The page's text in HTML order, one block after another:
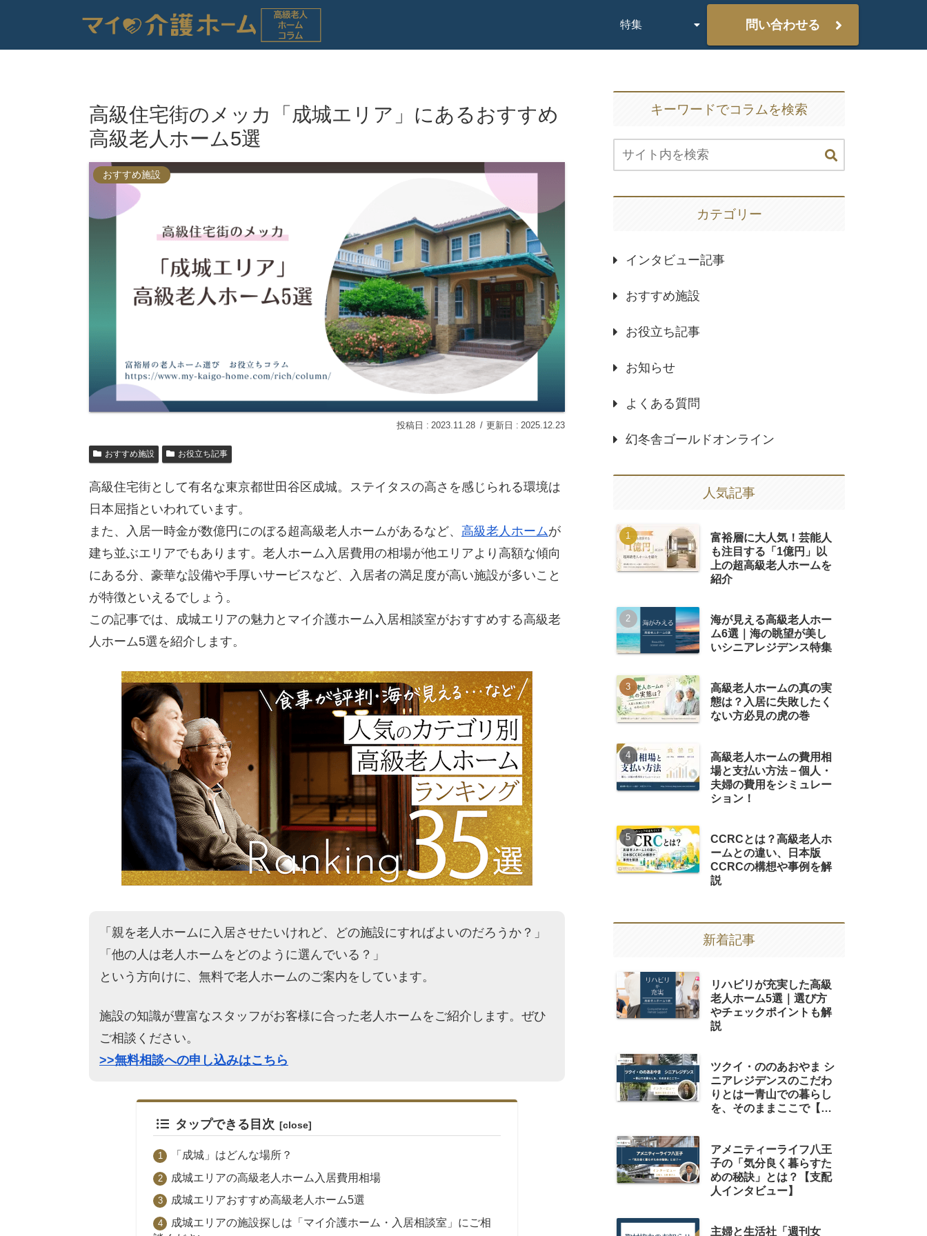
特集 問い合わせる
高級住宅街のメッカ「成城エリア」にあるおすすめ
高級老人ホーム5選
おすすめ施設
2023.11.28 2025.12.23
おすすめ施設 お役立ち記事
高級住宅街として有名な東京都世田谷区成城。ステイタスの高さを感じられる環境は
日本屈指といわれています。
また、入居一時金が数億円にのぼる超高級老人ホームがあるなど、 高級老人ホームが
建ち並ぶエリアでもあります。老人ホーム入居費用の相場が他エリアより高額な傾向
にある分、豪華な設備や手厚いサービスなど、入居者の満足度が高い施設が多いこと
が特徴といえるでしょう。
この記事では、成城エリアの魅力とマイ介護ホーム入居相談室がおすすめする高級老
人ホーム5選を紹介します。
「親を老人ホームに入居させたいけれど、どの施設にすればよいのだろうか？」
「他の人は老人ホームをどのように選んでいる？」
という方向けに、無料で老人ホームのご案内をしています。
施設の知識が豊富なスタッフがお客様に合った老人ホームをご紹介します。ぜひ
ご相談ください。
>>無料相談への申し込みはこちら
タップできる目次
「成城」はどんな場所？
成城エリアの高級老人ホーム入居費用相場
成城エリアおすすめ高級老人ホーム5選
成城エリアの施設探しは「マイ介護ホーム・入居相談室」にご相
キーワードでコラムを検索
カテゴリー
インタビュー記事
おすすめ施設
お役立ち記事
お知らせ
よくある質問
幻冬舎ゴールドオンライン
人気記事
富裕層に大人気！芸能人
も注目する「1億円」以
上の超高級老人ホームを
紹介
海が見える高級老人ホー
ム6選｜海の眺望が美し
いシニアレジデンス特集
高級老人ホームの真の実
態は？入居に失敗したく
ない方必見の虎の巻
高級老人ホームの費用相
場と支払い方法－個人・
夫婦の費用をシミュレー
ション！
CCRCとは？高級老人ホ
ームとの違い、日本版
CCRCの構想や事例を解
説
新着記事
リハビリが充実した高級
老人ホーム5選｜選び方
やチェックポイントも解
説
ツクイ・ののあおやま シ
ニアレジデンスのこだわ
りとはー青山での暮らし
を、そのままここで【総
アメニティーライフ八王
子の「気分良く暮らすた
めの秘訣」とは？【支配
人インタビュー】
主婦と生活社「週刊女